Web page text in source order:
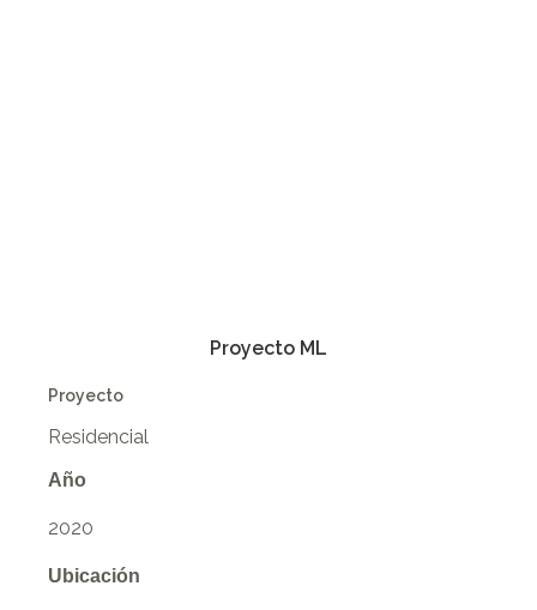
Proyecto ML
Proyecto
Residencial
Año
2020
Ubicación